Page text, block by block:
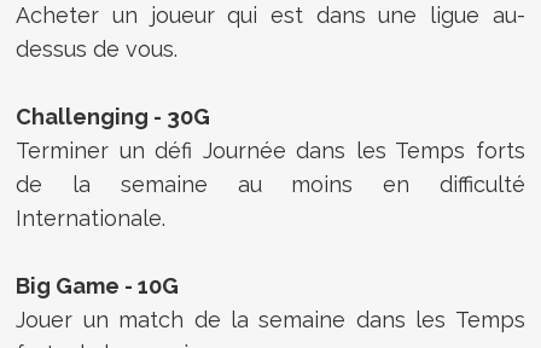
Acheter un joueur qui est dans une ligue au-
dessus de vous.
Challenging - 30G
Terminer un défi Journée dans les Temps forts
de la semaine au moins en difficulté
Internationale.
Big Game - 10G
Jouer un match de la semaine dans les Temps